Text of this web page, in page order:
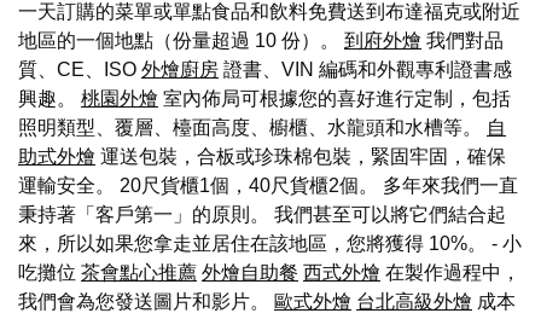
一天訂購的菜單或單點食品和飲料免費送到布達福克或附近
地區的一個地點（份量超過 10 份）。 到府外燴 我們對品
質、CE、ISO 外燴廚房 證書、VIN 編碼和外觀專利證書感
興趣。 桃園外燴 室內佈局可根據您的喜好進行定制，包括
照明類型、覆層、檯面高度、櫥櫃、水龍頭和水槽等。
自
助式外燴 運送包裝，合板或珍珠棉包裝，緊固牢固，確保
運輸安全。 20尺貨櫃1個，40尺貨櫃2個。 多年來我們一直
秉持著「客戶第一」的原則。 我們甚至可以將它們結合起
來，所以如果您拿走並居住在該地區，您將獲得 10%。 - 小
吃攤位 茶會點心推薦 外燴自助餐 西式外燴 在製作過程中，
我們會為您發送圖片和影片。
歐式外燴 台北高級外燴 成本